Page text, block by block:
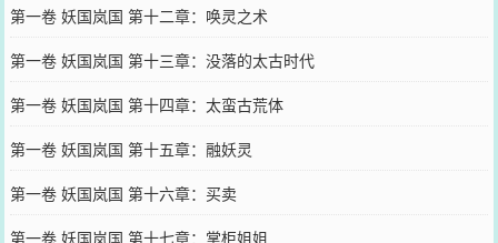
第一卷 妖国岚国 第十二章：唤灵之术
第一卷 妖国岚国 第十三章：没落的太古时代
第一卷 妖国岚国 第十四章：太蛮古荒体
第一卷 妖国岚国 第十五章：融妖灵
第一卷 妖国岚国 第十六章：买卖
第一卷 妖国岚国 第十七章：掌柜姐姐